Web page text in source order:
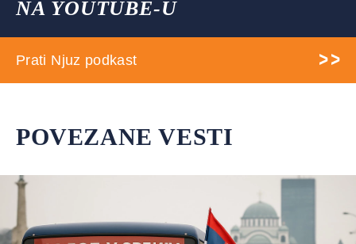
NA YOUTUBE-U
Prati Njuz podkast
POVEZANE VESTI